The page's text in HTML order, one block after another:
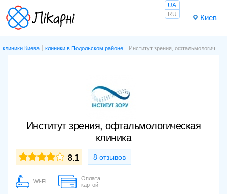
Киев
UA
RU
клиники Киева клиники в Подольском районе Институт зрения, офтальмологическая клиника
Институт зрения, офтальмологическая
клиника
8.1 8 отзывов
Wi-Fi
Оплата
картой